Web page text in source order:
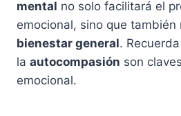
mental no solo facilitará el
emocional, sino que también
bienestar general.
la autocompasión son
emocional.